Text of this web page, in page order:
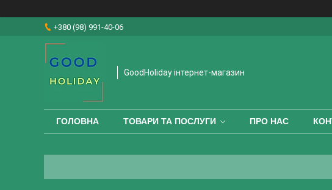
+380 (98) 991-40-06
GoodHoliday інтернет-магазин
ГОЛОВНА ТОВАРИ ТА ПОСЛУГИ ПРО НАС